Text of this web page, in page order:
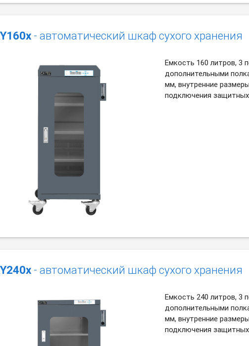
- автоматический шкаф сухого хранения
Емкость 160 литров, 3
дополнительными
мм, внутренние
подключения защитных
- автоматический шкаф сухого хранения
Емкость 240 литров, 3
дополнительными
мм, внутренние
подключения защитных